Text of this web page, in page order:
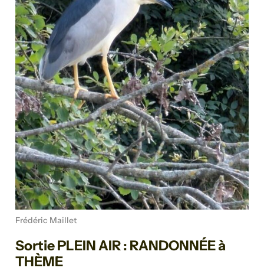
Frédéric Maillet
Sortie PLEIN AIR : RANDONNÉE à
THÈME